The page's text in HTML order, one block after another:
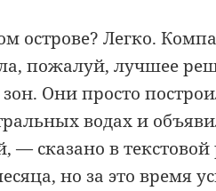
острове? Легко.
пожалуй, лучшее
Они просто
водах и
— сказано в
но за это время